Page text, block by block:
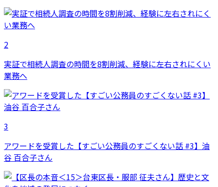
2
実証で相続人調査の時間を8割削減、経験に左右されにくい
業務へ
3
アワードを受賞した【すごい公務員のすごくない話 #3】油
谷 百合子さん